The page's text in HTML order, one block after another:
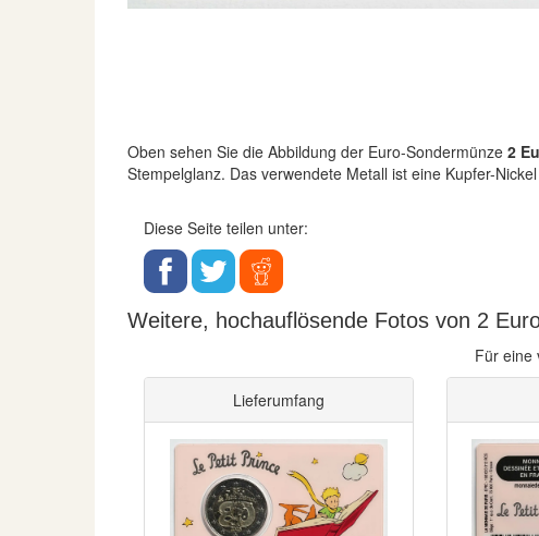
Oben sehen Sie die Abbildung der Euro-Sondermünze 2
Stempelglanz. Das verwendete Metall ist eine Kupfer-
Diese Seite teilen unter:
Weitere, hochauflösende Fotos von 2
Für eine
Lieferumfang